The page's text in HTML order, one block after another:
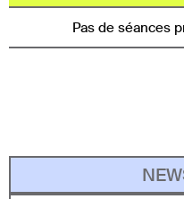
Pas de séances